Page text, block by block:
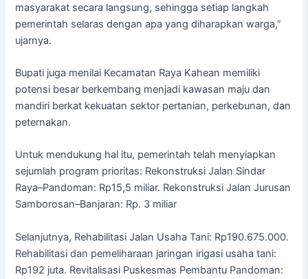
masyarakat secara langsung, sehingga setiap langkah
pemerintah selaras dengan apa yang diharapkan warga,”
ujarnya.
Bupati juga menilai Kecamatan Raya Kahean memiliki
potensi besar berkembang menjadi kawasan maju dan
mandiri berkat kekuatan sektor pertanian, perkebunan, dan
peternakan.
Untuk mendukung hal itu, pemerintah telah menyiapkan
sejumlah program prioritas: Rekonstruksi Jalan Sindar
Raya–Pandoman: Rp15,5 miliar. Rekonstruksi Jalan Jurusan
Samborosan–Banjaran: Rp. 3 miliar
​Selanjutnya, Rehabilitasi Jalan Usaha Tani: Rp190.675.000.
Rehabilitasi dan pemeliharaan jaringan irigasi usaha tani:
Rp192 juta. Revitalisasi Puskesmas Pembantu Pandoman: